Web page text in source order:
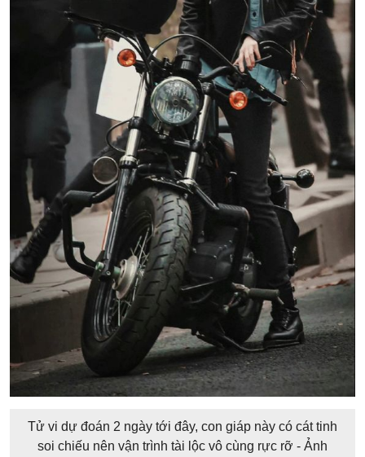
Tử vi dự đoán 2 ngày tới đây, con giáp này có cát tinh
soi chiếu nên vận trình tài lộc vô cùng rực rỡ - Ảnh